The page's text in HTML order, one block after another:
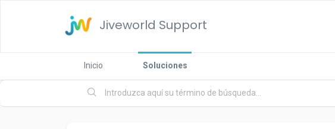
Jiveworld Support
Inicio Soluciones